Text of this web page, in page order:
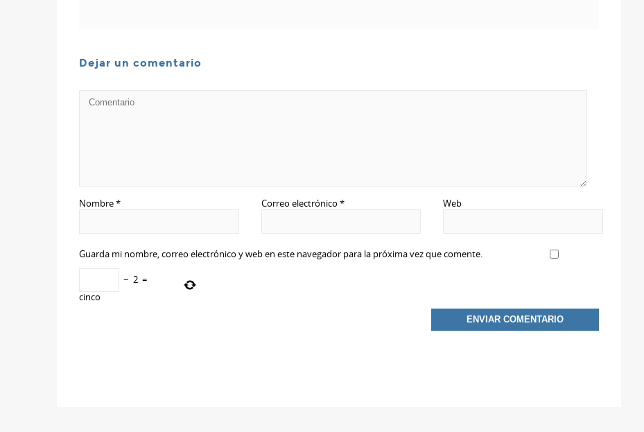
Dejar un comentario
Nombre* Correo electrónico * Web
Guarda mi nombre, correo electrónico y web en este navegador para la próxima vez que comente.
− 2 =
cinco